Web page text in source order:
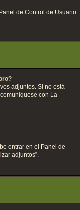
de Control de Usuario
adjuntos. Si no está
con La
entrar en el Panel de
adjuntos”.